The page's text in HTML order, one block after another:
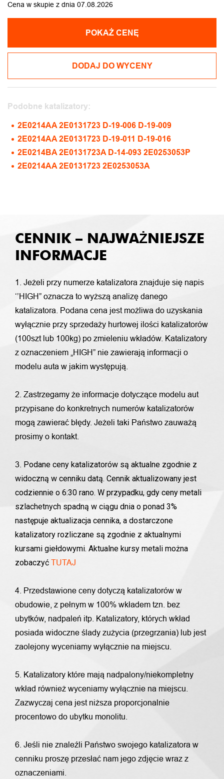
Cena w skupie z dnia 07.08.2026
POKAŻ CENĘ
DODAJ DO WYCENY
Podobne katalizatory:
2E0214AA 2E0131723 D-19-006 D-19-009
2E0214AA 2E0131723 D-19-011 D-19-016
2E0214BA 2E0131723A D-14-093 2E0253053P
2E0214AA 2E0131723 2E0253053A
CENNIK – NAJWAŻNIEJSZE
INFORMACJE
1. Jeżeli przy numerze katalizatora znajduje się napis
‘’HIGH” oznacza to wyższą analizę danego
katalizatora. Podana cena jest możliwa do uzyskania
wyłącznie przy sprzedaży hurtowej ilości katalizatorów
(100szt lub 100kg) po zmieleniu wkładów. Katalizatory
z oznaczeniem „HIGH” nie zawierają informacji o
modelu auta w jakim występują.
2. Zastrzegamy że informacje dotyczące modelu aut
przypisane do konkretnych numerów katalizatorów
mogą zawierać błędy. Jeżeli taki Państwo zauważą
prosimy o kontakt.
3. Podane ceny katalizatorów są aktualne zgodnie z
widoczną w cenniku datą. Cennik aktualizowany jest
codziennie o 6:30 rano. W przypadku, gdy ceny metali
szlachetnych spadną w ciągu dnia o ponad 3%
następuje aktualizacja cennika, a dostarczone
katalizatory rozliczane są zgodnie z aktualnymi
kursami giełdowymi. Aktualne kursy metali można
zobaczyć TUTAJ
4. Przedstawione ceny dotyczą katalizatorów w
obudowie, z pełnym w 100% wkładem tzn. bez
ubytków, nadpaleń itp. Katalizatory, których wkład
posiada widoczne ślady zużycia (przegrzania) lub jest
zaolejony wyceniamy wyłącznie na miejscu.
5. Katalizatory które mają nadpalony/niekompletny
wkład również wyceniamy wyłącznie na miejscu.
Zazwyczaj cena jest niższa proporcjonalnie
procentowo do ubytku monolitu.
6. Jeśli nie znaleźli Państwo swojego katalizatora w
cenniku proszę przesłać nam jego zdjęcie wraz z
oznaczeniami.